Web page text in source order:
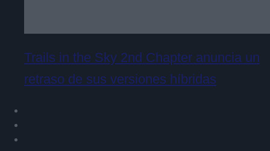
Trails in the Sky 2nd Chapter anuncia un
retraso de sus versiones híbridas